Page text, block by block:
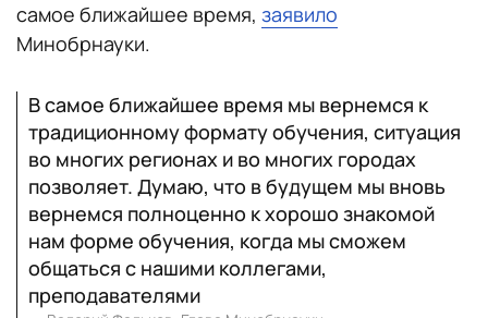
самое ближайшее время, заявило
Минобрнауки.
В самое ближайшее время мы вернемся к
традиционному формату обучения, ситуация
во многих регионах и во многих городах
позволяет. Думаю, что в будущем мы вновь
вернемся полноценно к хорошо знакомой
нам форме обучения, когда мы сможем
общаться с нашими коллегами,
преподавателями